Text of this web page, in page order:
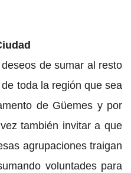
de sumar al resto
toda la región que sea
de Güemes y por
también invitar a que
agrupaciones traigan
voluntades para